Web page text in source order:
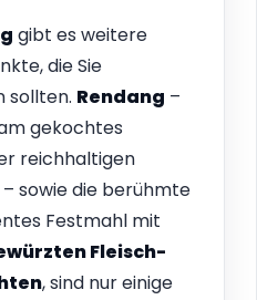
gibt es weitere
die Sie
sollten. Rendang –
gekochtes
reichhaltigen
– sowie die berühmte
Festmahl mit
Fleisch-
, sind nur einige